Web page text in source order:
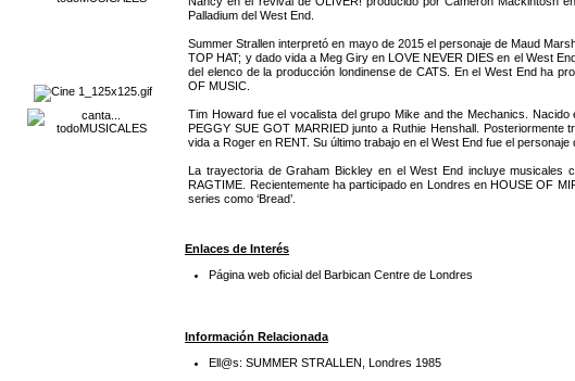
Palladium del West End.
Summer Strallen interpretó en mayo de 2015 el personaje de Maud
TOP HAT; y dado vida a Meg Giry en LOVE NEVER DIES en el West
del elenco de la producción londinense de CATS. En el West End ha
OF MUSIC.
Tim Howard fue el vocalista del grupo Mike and the Mechanics.
PEGGY SUE GOT MARRIED junto a Ruthie Henshall.
vida a Roger en RENT. Su último trabajo en el West End fue el
La trayectoria de Graham Bickley en el West End incluye musicales
RAGTIME. Recientemente ha participado en Londres en HOUSE OF
series como ‘Bread’.
Enlaces de Interés
Página web oficial del Barbican Centre de Londres
Información Relacionada
Ell@s: SUMMER STRALLEN, Londres 1985